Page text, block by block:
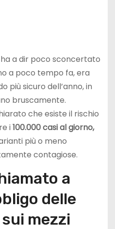
a dir poco sconcertato
a poco tempo fa, era
più sicuro dell’anno, in
bruscamente.
che esiste il rischio
i100.000 casi al giorno,
più o meno
contagiose.
a
delle
mezzi